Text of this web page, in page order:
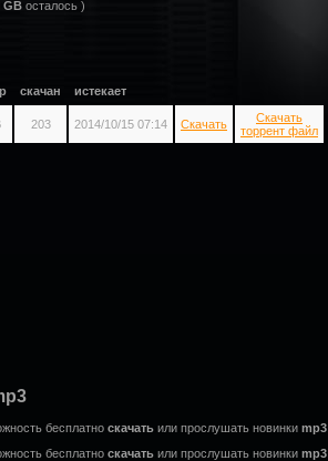
GB осталось )
скачан истекает
203 2014/10/15 07:14 Скачать
Скачать
торрент файл
бесплатно скачать или прослушать новинки mp3
бесплатно скачать или прослушать новинки mp3